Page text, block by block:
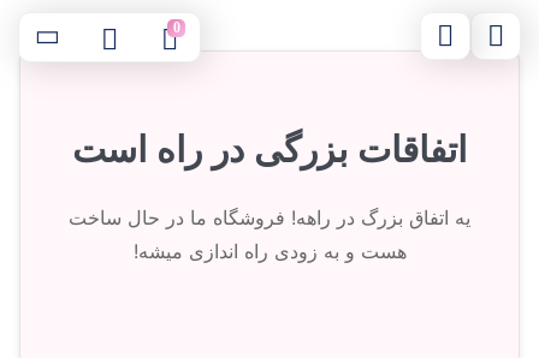
0
اتفاقات بزرگی در راه است
یه اتفاق بزرگ در راهه! فروشگاه ما در حال ساخت
هست و به زودی راه اندازی میشه!